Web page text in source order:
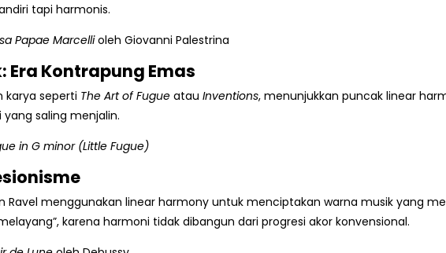
tapi harmonis.
Papae Marcellioleh Giovanni Palestrina
Era Kontrapung Emas
karya seperti The Art of Fugue atau Inventions, menunjukkan puncak linear
yang saling menjalin.
in G minor (Little Fugue)
Ravel menggunakan linear harmony untuk menciptakan warna musik yang
karena harmoni tidak dibangun dari progresi akor konvensional.